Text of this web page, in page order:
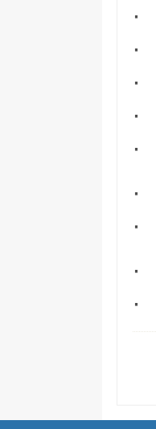
·
·
·
·
·
·
·
·
·